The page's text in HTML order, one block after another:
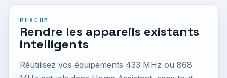
RFXCOM
Rendre les appareils existants
intelligents
Réutilisez vos équipements 433 MHz ou 868